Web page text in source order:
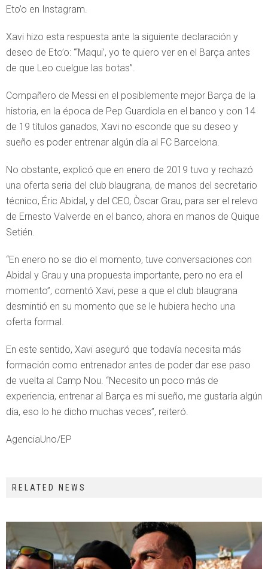
Eto’o en Instagram.
Xavi hizo esta respuesta ante la siguiente declaración y
deseo de Eto’o: “‘Maqui’, yo te quiero ver en el Barça antes
de que Leo cuelgue las botas”.
Compañero de Messi en el posiblemente mejor Barça de la
historia, en la época de Pep Guardiola en el banco y con 14
de 19 títulos ganados, Xavi no esconde que su deseo y
sueño es poder entrenar algún día al FC Barcelona.
No obstante, explicó que en enero de 2019 tuvo y rechazó
una oferta seria del club blaugrana, de manos del secretario
técnico, Éric Abidal, y del CEO, Òscar Grau, para ser el relevo
de Ernesto Valverde en el banco, ahora en manos de Quique
Setién.
“En enero no se dio el momento, tuve conversaciones con
Abidal y Grau y una propuesta importante, pero no era el
momento”, comentó Xavi, pese a que el club blaugrana
desmintió en su momento que se le hubiera hecho una
oferta formal.
En este sentido, Xavi aseguró que todavía necesita más
formación como entrenador antes de poder dar ese paso
de vuelta al Camp Nou. “Necesito un poco más de
experiencia, entrenar al Barça es mi sueño, me gustaría algún
día, eso lo he dicho muchas veces”, reiteró.
AgenciaUno/EP
RELATED NEWS